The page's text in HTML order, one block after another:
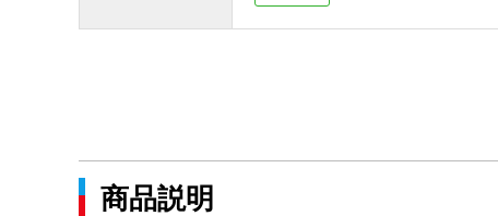
商品説明